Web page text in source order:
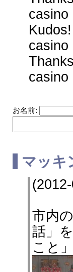
casino
casino
casino
お名前:
マッキ
市内
話」
こと